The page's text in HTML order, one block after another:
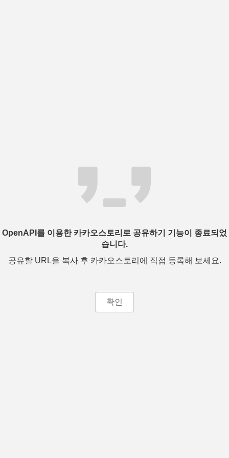
OpenAPI를 이용한 카카오스토리로 공유하기 기능이 종료되었
습니다.
공유할 URL을 복사 후 카카오스토리에 직접 등록해 보세요.
확인